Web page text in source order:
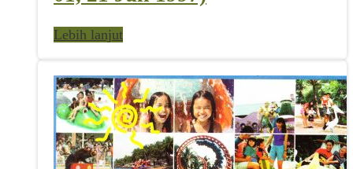
Lebih lanjut